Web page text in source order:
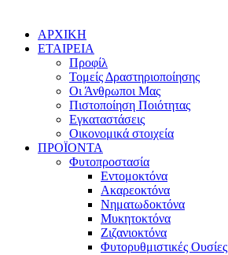
ΑΡΧΙΚΗ
ΕΤΑΙΡΕΙΑ
Προφίλ
Τομείς Δραστηριοποίησης
Οι Άνθρωποι Μας
Πιστοποίηση Ποιότητας
Εγκαταστάσεις
Οικονομικά στοιχεία
ΠΡΟΪΟΝΤΑ
Φυτοπροστασία
Εντομοκτόνα
Ακαρεοκτόνα
Νηματωδοκτόνα
Μυκητοκτόνα
Ζιζανιοκτόνα
Φυτορυθμιστικές Ουσίες